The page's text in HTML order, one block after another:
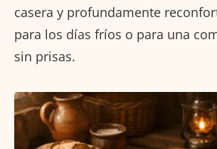
casera y profundamente
para los días fríos o para una
sin prisas.